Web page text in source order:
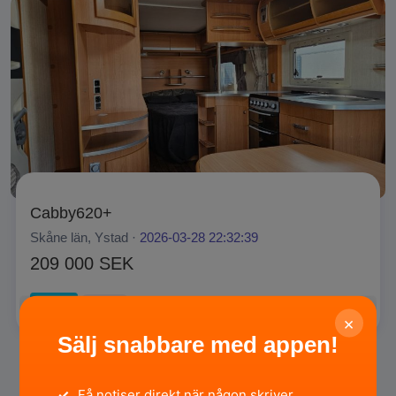
Cabby620+
Skåne län, Ystad · 2026-03-28 22:32:39
209 000 SEK
×
Sälj snabbare med appen!